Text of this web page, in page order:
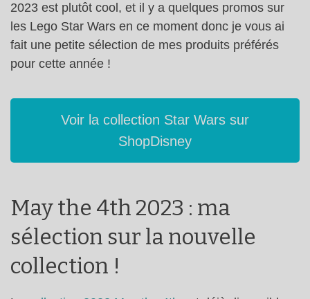
2023 est plutôt cool, et il y a quelques promos sur
les Lego Star Wars en ce moment donc je vous ai
fait une petite sélection de mes produits préférés
pour cette année !
Voir la collection Star Wars sur
ShopDisney
May the 4th 2023 : ma
sélection sur la nouvelle
collection !